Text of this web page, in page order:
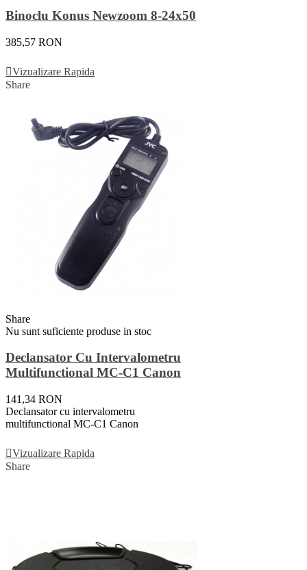
Binoclu Konus Newzoom 8-24x50
385,57 RON
Vizualizare Rapida
Share
Share
Nu sunt suficiente produse in stoc
Declansator Cu Intervalometru
Multifunctional MC-C1 Canon
141,34 RON
Declansator cu intervalometru
multifunctional MC-C1 Canon
Vizualizare Rapida
Share